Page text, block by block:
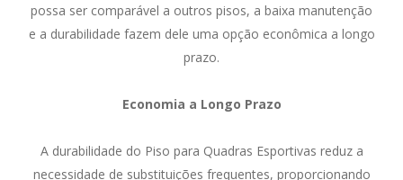
possa ser comparável a outros pisos, a baixa manutenção
e a durabilidade fazem dele uma opção econômica a longo
prazo.
Economia a Longo Prazo
A durabilidade do Piso para Quadras Esportivas reduz a
necessidade de substituições frequentes, proporcionando